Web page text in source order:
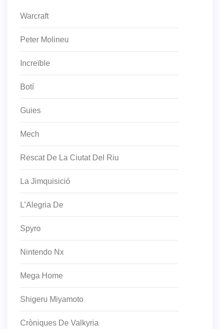
Warcraft
Peter Molineu
Increïble
Botí
Guies
Mech
Rescat De La Ciutat Del Riu
La Jimquisició
L’Alegria De
Spyro
Nintendo Nx
Mega Home
Shigeru Miyamoto
Cròniques De Valkyria